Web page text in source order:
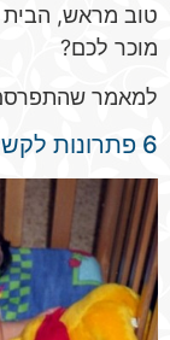
טוב מראש, הבית
מוכר לכם?
למאמר
6 פתרונות לקשיי שינה אצל תינוקות